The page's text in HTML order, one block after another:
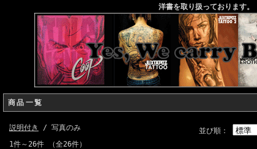
洋書を取り扱っております。
商品一覧
並び順：
説明付き
/ 写真のみ
1件～26件 （全26件）